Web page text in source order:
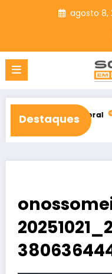
agosto 8,
Destaques
em Sobral Charge do
agosto 8, 2026